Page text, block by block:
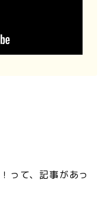
って、記事があっ